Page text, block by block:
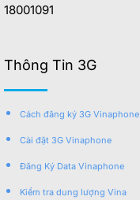
18001091
Thông Tin 3G
Cách đăng ký 3G Vinaphone
Cài đặt 3G Vinaphone
Đăng Ký Data Vinaphone
Kiểm tra dung lượng Vina